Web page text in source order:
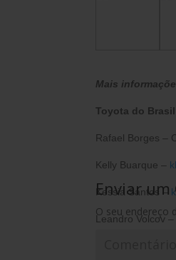
Mais
Toyota do
Rafael Borges –
Kelly Buarque –
Kessia Santos –
Leandro Volcov –
Enviar
O seu endereço